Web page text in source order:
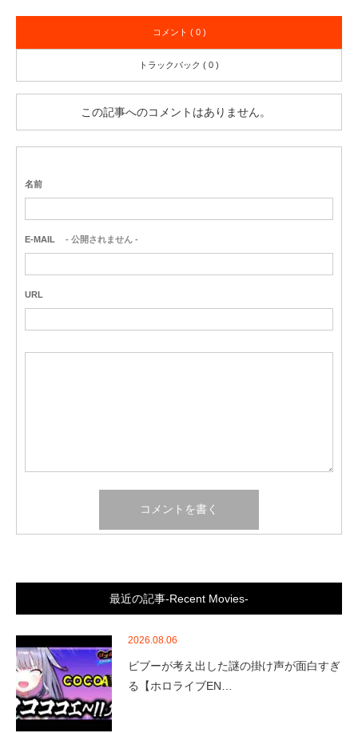
コメント ( 0 )
トラックバック ( 0 )
この記事へのコメントはありません。
名前
E-MAIL - 公開されません -
URL
最近の記事-Recent Movies-
2026.08.06
ビブーが考え出した謎の掛け声が面白すぎ
る【ホロライブEN…